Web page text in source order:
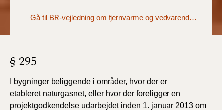
Gå til BR-vejledning om fjernvarme og vedvarende energi
§ 295
I bygninger beliggende i områder, hvor der er
etableret naturgasnet, eller hvor der foreligger en
projektgodkendelse udarbejdet inden 1. januar 2013 om